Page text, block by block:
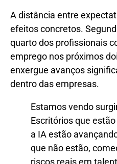
A distância entre
efeitos concretos.
quarto dos profissionais
emprego nos próximos
enxergue avanços
dentro das empresas.
Estamos vendo
Escritórios que
a IA estão
que não estão,
riscos reais em